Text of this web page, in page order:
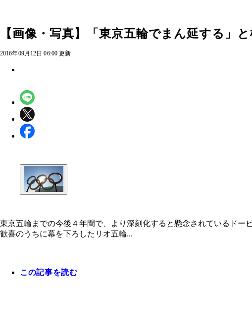
【画像・写真】「東京五輪でまん延する」
2016年09月12日 06:00 更新
東京五輪までの今後４年間で、より深刻化すると懸念されているド
歓喜のうちに幕を下ろしたリオ五輪...
この記事を読む